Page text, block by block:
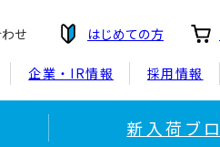
せ はじめての方
企業・IR情報 採用情報
新入荷ブ